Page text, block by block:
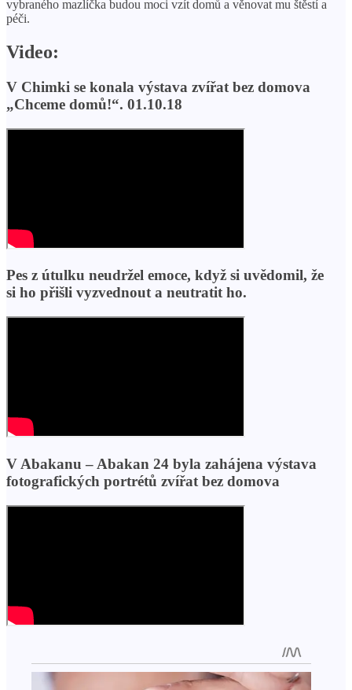
vybraného mazlíčka budou moci vzít domů a věnovat mu štěstí a
péči.
Video:
V Chimki se konala výstava zvířat bez domova
„Chceme domů!“. 01.10.18
Pes z útulku neudržel emoce, když si uvědomil, že
si ho přišli vyzvednout a neutratit ho.
V Abakanu – Abakan 24 byla zahájena výstava
fotografických portrétů zvířat bez domova